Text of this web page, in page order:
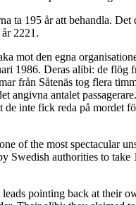
ta 195 år att behandla.
2221.
mot den egna
1986. Deras alibi: de flög
från Såtenäs tog flera
angivna antalet
inte fick reda på mordet
of the most spectacular
Swedish authorities to take
pointing back at their